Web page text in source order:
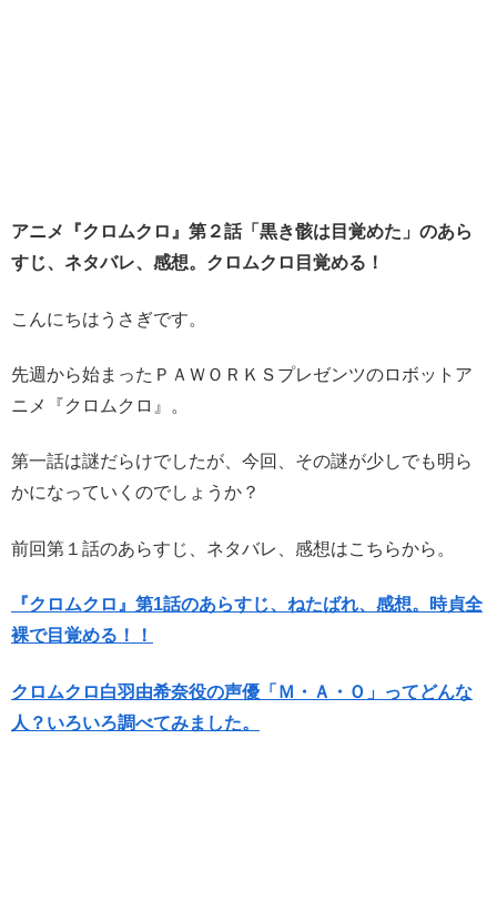
アニメ『クロムクロ』第２話「黒き骸は目覚めた」のあら
すじ、ネタバレ、感想。クロムクロ目覚める！
こんにちはうさぎです。
先週から始まったＰＡＷＯＲＫＳプレゼンツのロボットア
ニメ『クロムクロ』。
第一話は謎だらけでしたが、今回、その謎が少しでも明ら
かになっていくのでしょうか？
前回第１話のあらすじ、ネタバレ、感想はこちらから。
『クロムクロ』第1話のあらすじ、ねたばれ、感想。時貞全
裸で目覚める！！
クロムクロ白羽由希奈役の声優「Ｍ・Ａ・Ｏ」ってどんな
人？いろいろ調べてみました。